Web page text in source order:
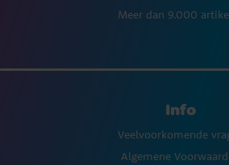
Meer dan 9.000
Info
Veelvoorkomende
Algemene